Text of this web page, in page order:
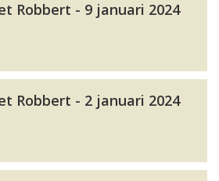
Robbert - 9 januari 2024
Robbert - 2 januari 2024